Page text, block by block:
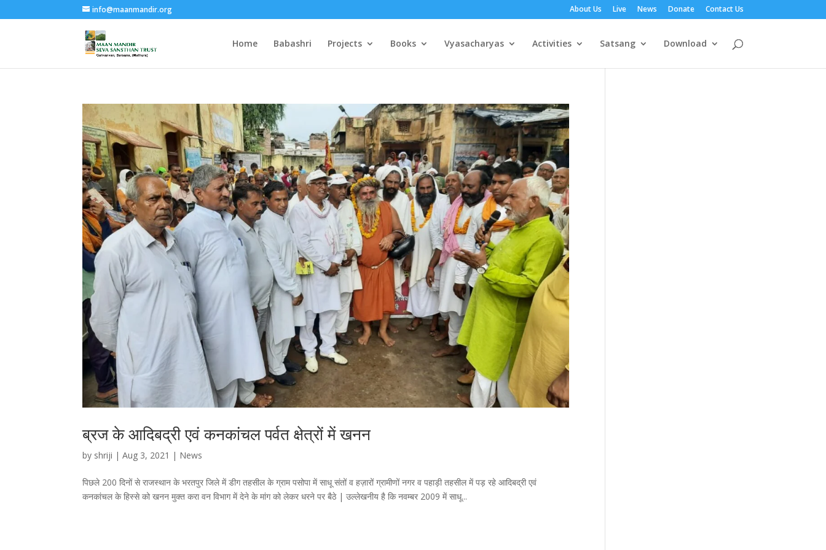
info@maanmandir.org About Us Live News Donate Contact Us
Home Babashri Projects Books Vyasacharyas Activities Satsang Download
ब्रज के आदिबद्री एवं कनकांचल पर्वत क्षेत्रों में खनन
by shriji |Aug 3, 2021 | News
पिछले 200 दिनों से राजस्थान के भरतपुर जिले में डीग तहसील के ग्राम पसोपा में साधू संतों व हज़ारों ग्रामीणों नगर व पहाड़ी तहसील में पड़ रहे आदिबद्री एवं
कनकांचल के हिस्से को खनन मुक्त करा वन विभाग में देने के मांग को लेकर धरने पर बैठे | उल्लेखनीय है कि नवम्बर 2009 में साधू...